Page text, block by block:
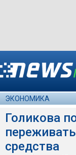
ЭКОНОМИКА
Голикова
средства